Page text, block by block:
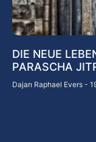
DIE NEUE
PARASCHA
Dajan Raphael Evers